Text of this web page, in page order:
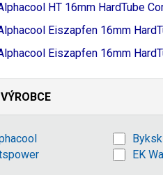
HT 16mm HardTube
Eiszapfen 16mm
Eiszapfen 16mm
VÝROBCE
EK